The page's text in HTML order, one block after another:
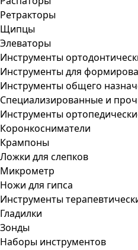
Ретракторы
Щипцы
Элеваторы
Инструменты
Инструменты для
Инструменты общего
Специализированные и
Инструменты
Коронкосниматели
Крампоны
Ложки для слепков
Микрометр
Ножи для гипса
Инструменты
Гладилки
Зонды
Наборы инструментов